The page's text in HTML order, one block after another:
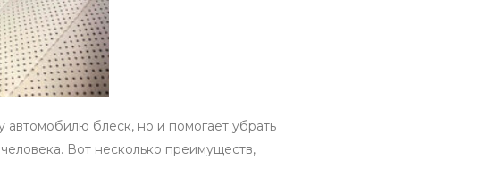
блеск, но и помогает убрать
Вот несколько преимуществ,